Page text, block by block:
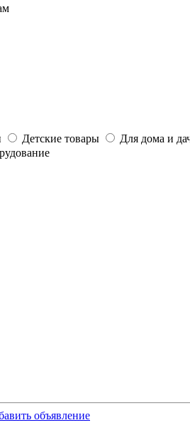
Детские товары Для дома и
объявление